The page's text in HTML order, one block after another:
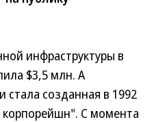
инфраструктуры в
$3,5 млн. А
созданная в 1992
корпорейшн". С момента